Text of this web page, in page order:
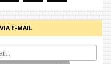
E-MAIL